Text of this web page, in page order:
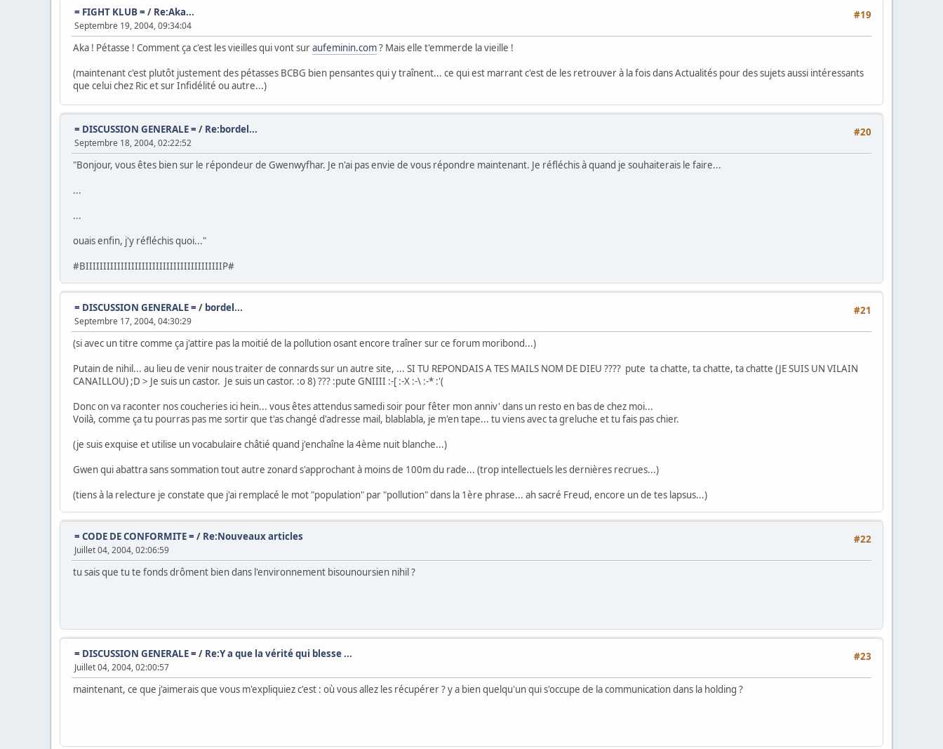
#19
= FIGHT KLUB = / Re:Aka...
Septembre 19, 2004, 09:34:04
Aka ! Pétasse ! Comment ça c'est les vieilles qui vont suraufeminin.com? Mais elle t'emmerde la vieille !
(maintenant c'est plutôt justement des pétasses BCBG bien pensantes qui y traînent... ce qui est marrant c'est de les retrouver à la fois dans Actualités pour des sujets aussi intéressants
que celui chez Ric et sur Infidélité ou autre...)
#20
= DISCUSSION GENERALE = / Re:bordel...
Septembre 18, 2004, 02:22:52
"Bonjour, vous êtes bien sur le répondeur de Gwenwyfhar. Je n'ai pas envie de vous répondre maintenant. Je réfléchis à quand je souhaiterais le faire...
...
...
ouais enfin, j'y réfléchis quoi..."
#BIIIIIIIIIIIIIIIIIIIIIIIIIIIIIIIIIIIIIIIP#
#21
= DISCUSSION GENERALE = / bordel...
Septembre 17, 2004, 04:30:29
(si avec un titre comme ça j'attire pas la moitié de la pollution osant encore traîner sur ce forum moribond...)
Putain de nihil... au lieu de venir nous traiter de connards sur un autre site, ... SI TU REPONDAIS A TES MAILS NOM DE DIEU ???? pute ta chatte, ta chatte, ta chatte (JE SUIS UN VILAIN
CANAILLOU) ;D > Je suis un castor. Je suis un castor. :o 8) ??? :pute GNIIII :-[ :-X :-\ :-* :'(
Donc on va raconter nos coucheries ici hein... vous êtes attendus samedi soir pour fêter mon anniv' dans un resto en bas de chez moi...
Voilà, comme ça tu pourras pas me sortir que t'as changé d'adresse mail, blablabla, je m'en tape... tu viens avec ta greluche et tu fais pas chier.
(je suis exquise et utilise un vocabulaire châtié quand j'enchaîne la 4ème nuit blanche...)
Gwen qui abattra sans sommation tout autre zonard s'approchant à moins de 100m du rade... (trop intellectuels les dernières recrues...)
(tiens à la relecture je constate que j'ai remplacé le mot "population" par "pollution" dans la 1ère phrase... ah sacré Freud, encore un de tes lapsus...)
#22
= CODE DE CONFORMITE = / Re:Nouveaux articles
Juillet 04, 2004, 02:06:59
tu sais que tu te fonds drôment bien dans l'environnement bisounoursien nihil ?
#23
= DISCUSSION GENERALE = / Re:Y a que la vérité qui blesse ...
Juillet 04, 2004, 02:00:57
maintenant, ce que j'aimerais que vous m'expliquiez c'est : où vous allez les récupérer ? y a bien quelqu'un qui s'occupe de la communication dans la holding ?